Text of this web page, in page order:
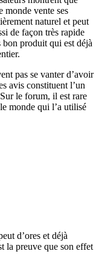
monde vente ses
naturel et peut
de façon très rapide
bon produit qui est déjà
pas se vanter d’avoir
avis constituent l’un
le forum, il est rare
monde qui l’a utilisé
d’ores et déjà
la preuve que son effet